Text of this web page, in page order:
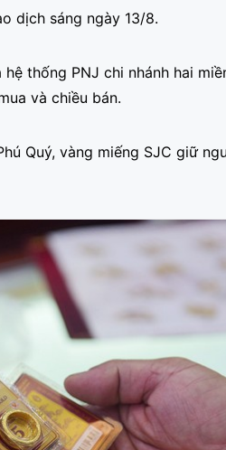
dịch sáng ngày 13/8.
thống PNJ chi nhánh hai
và chiều bán.
Quý, vàng miếng SJC giữ